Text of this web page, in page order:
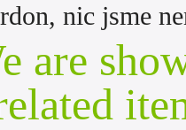
nic jsme
are